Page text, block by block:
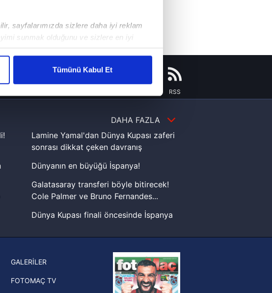
sayfalarımızda sizlere daha iyi reklam
sunmak olduğunu ve sizlere en iyi
maliyetlerimizi karşılamak
reklamlar gösterilmeyecektir."
bilgi toplumu hizmetlerinin sunulması
ve sizlere yönelik
dahilinde kullanılacaktır.
Çerezlere ilişkin detaylı bilgi için Ayarlar
Metnimizi okumak ve sitemizde ilgili
Tümünü Kabul Et
RSS
DAHA FAZLA
Lamine Yamal'dan Dünya Kupası zaferi
sonrası dikkat çeken davranış
Dünyanın en büyüğü İspanya!
Galatasaray transferi böyle bitirecek!
Cole Palmer ve Bruno Fernandes...
Dünya Kupası finali öncesinde İspanya
şampiyonluk yüzüğü verilecek
Hernan Crespo, Meksika Ligi
ekiplerinden Atlas'ın yeni teknik
GALERİLER
FOTOMAÇ TV